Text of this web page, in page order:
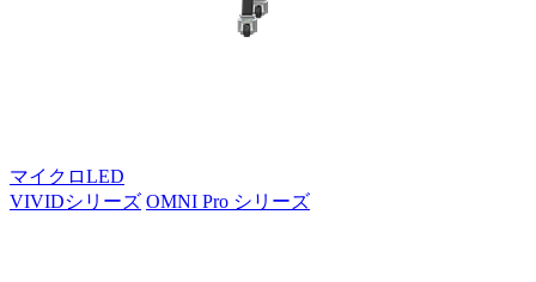
マイクロLED
VIVIDシリーズ OMNI Pro シリーズ